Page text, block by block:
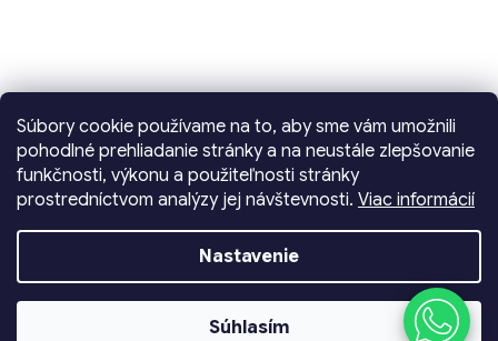
Súbory cookie používame na to, aby sme vám umožnili
pohodlné prehliadanie stránky a na neustále zlepšovanie
funkčnosti, výkonu a použiteľnosti stránky
prostredníctvom analýzy jej návštevnosti. Viac informácií
Nastavenie
Súhlasím
Vytvoril Shoptet
Copyright 2026Dencop Lighting spol. s r.o.. Všetky
práva vyhradené.